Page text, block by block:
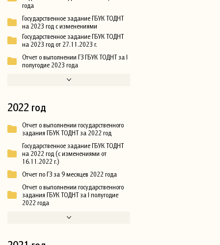
года
Государственное задание ГБУК ТОДНТ
на 2023 год с изменениями
Государственное задание ГБУК ТОДНТ
на 2023 год от 27.11.2023 г.
Отчет о выполнении ГЗ ГБУК ТОДНТ за I
полугодие 2023 года
2022 год
Отчет о выполнении государственного
задания ГБУК ТОДНТ за 2022 год
Государственное задание ГБУК ТОДНТ
на 2022 год (с изменениями от
16.11.2022 г.)
Отчет по ГЗ за 9 месяцев 2022 года
Отчет о выполнении государственного
задания ГБУК ТОДНТ за I полугодие
2022 года